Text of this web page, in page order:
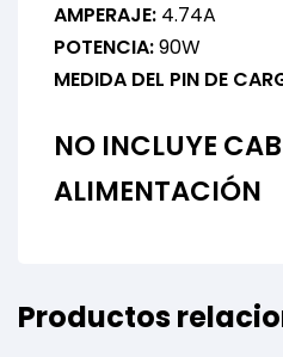
AMPERAJE: 4.74A
POTENCIA:90W
MEDIDA DEL PIN DE
NO INCLUYE
ALIMENTACIÓN
Productos